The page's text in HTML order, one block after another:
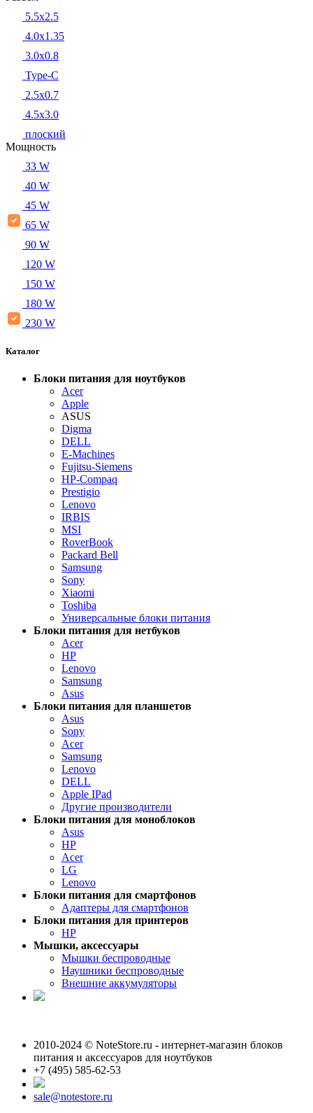
5.5x2.5
4.0x1.35
3.0x0.8
Type-C
2.5x0.7
4.5x3.0
плоский
Мощность
33 W
40 W
45 W
65 W
90 W
120 W
150 W
180 W
230 W
Каталог
Блоки питания для ноутбуков
Acer
Apple
ASUS
Digma
DELL
E-Machines
Fujitsu-Siemens
HP-Compaq
Prestigio
Lenovo
IRBIS
MSI
RoverBook
Packard Bell
Samsung
Sony
Xiaomi
Toshiba
Универсальные блоки питания
Блоки питания для нетбуков
Acer
HP
Lenovo
Samsung
Asus
Блоки питания для планшетов
Asus
Sony
Acer
Samsung
Lenovo
DELL
Apple IPad
Другие производители
Блоки питания для моноблоков
Asus
HP
Acer
LG
Lenovo
Блоки питания для смартфонов
Адаптеры для смартфонов
Блоки питания для принтеров
HP
Мышки, аксессуары
Мышки беспроводные
Наушники беспроводные
Внешние аккумуляторы
2010-2024 © NoteStore.ru - интернет-магазин блоков
питания и аксессуаров для ноутбуков
+7 (495) 585-62-53
sale@notestore.ru